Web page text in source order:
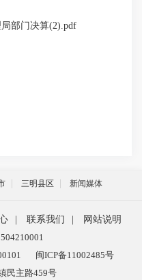
部门决算(2).pdf
三明县区 新闻媒体
联系我们
网站说明
闽ICP备11002485号
民主路459号